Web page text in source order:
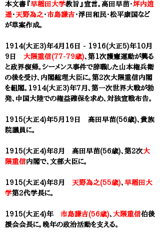
本文書『早稲田大学教旨』宣言。 高田早苗・坪内逍
遥・天野為之・市島謙吉・浮田和民・松平康国など
が草案作成。
1914(大正3)年4月16日 - 1916(大正5)年10月
9日
大隈重信(77-79歳)、第1次護憲運動が興る
と政界復帰。シーメンス事件で辞職した山本権兵衛
の後を受け、内閣総理大臣に。第2次大隈重信内閣
を組閣。1914(大正3)年7月、第一次世界大戦が勃
発、中国大陸での権益確保を求め、対独宣戦布告。
1915(大正4)年5月19日 ​高田早苗(56歳)、貴族
院議員に。
1915(大正4)年8月 ​高田早苗(56歳)、第2次大
隈重信内閣で、文部大臣に。
1915(大正4)年8月 天野為之(55歳)、 早稲田大
学第2代学長に。
1915(大正4)年 市島謙吉(56歳)、 大隈重信伯後
援会会長に。晩年の政治活動を支える。